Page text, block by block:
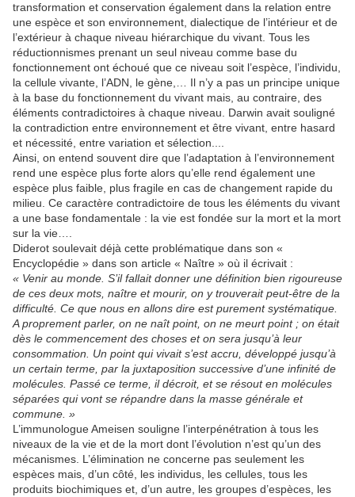
transformation et conservation également dans la relation entre
une espèce et son environnement, dialectique de l’intérieur et de
l’extérieur à chaque niveau hiérarchique du vivant. Tous les
réductionnismes prenant un seul niveau comme base du
fonctionnement ont échoué que ce niveau soit l’espèce, l’individu,
la cellule vivante, l’ADN, le gène,… Il n’y a pas un principe unique
à la base du fonctionnement du vivant mais, au contraire, des
éléments contradictoires à chaque niveau. Darwin avait souligné
la contradiction entre environnement et être vivant, entre hasard
et nécessité, entre variation et sélection....
Ainsi, on entend souvent dire que l’adaptation à l’environnement
rend une espèce plus forte alors qu’elle rend également une
espèce plus faible, plus fragile en cas de changement rapide du
milieu. Ce caractère contradictoire de tous les éléments du vivant
a une base fondamentale : la vie est fondée sur la mort et la mort
sur la vie….
Diderot soulevait déjà cette problématique dans son «
Encyclopédie » dans son article « Naître » où il écrivait :
« Venir au monde. S’il fallait donner une définition bien rigoureuse
de ces deux mots, naître et mourir, on y trouverait peut-être de la
difficulté. Ce que nous en allons dire est purement systématique.
A proprement parler, on ne naît point, on ne meurt point ; on était
dès le commencement des choses et on sera jusqu’à leur
consommation. Un point qui vivait s’est accru, développé jusqu’à
un certain terme, par la juxtaposition successive d’une infinité de
molécules. Passé ce terme, il décroit, et se résout en molécules
séparées qui vont se répandre dans la masse générale et
commune. »
L’immunologue Ameisen souligne l’interpénétration à tous les
niveaux de la vie et de la mort dont l’évolution n’est qu’un des
mécanismes. L’élimination ne concerne pas seulement les
espèces mais, d’un côté, les individus, les cellules, tous les
produits biochimiques et, d’un autre, les groupes d’espèces, les